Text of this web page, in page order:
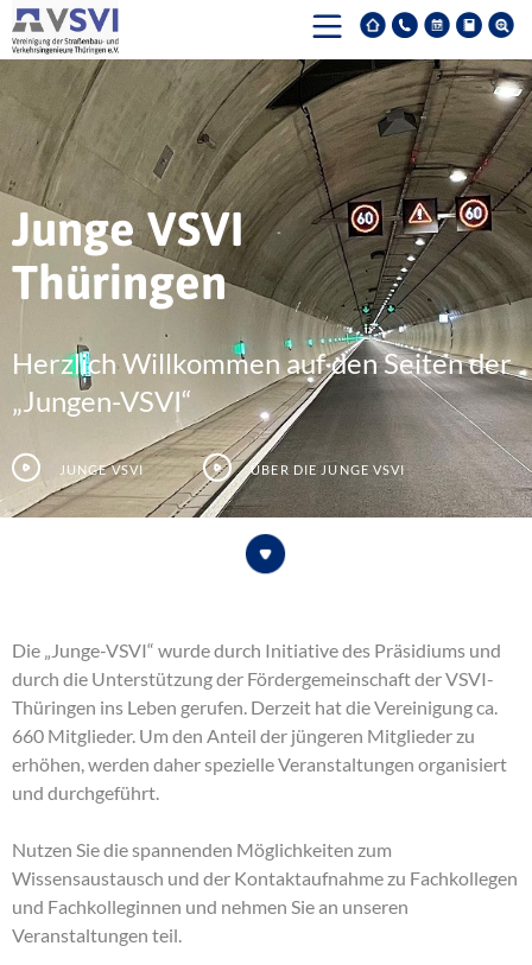
Junge VSVI
Thüringen
Herzlich Willkommen auf den Seiten der
„Jungen-VSVI“
Junge VSVI Über die junge VSVI
Die „Junge-VSVI“ wurde durch Initiative des Präsidiums und
durch die Unterstützung der Fördergemeinschaft der VSVI-
Thüringen ins Leben gerufen. Derzeit hat die Vereinigung ca.
660 Mitglieder. Um den Anteil der jüngeren Mitglieder zu
erhöhen, werden daher spezielle Veranstaltungen organisiert
und durchgeführt.
Nutzen Sie die spannenden Möglichkeiten zum
Wissensaustausch und der Kontaktaufnahme zu Fachkollegen
und Fachkolleginnen und nehmen Sie an unseren
Veranstaltungen teil.